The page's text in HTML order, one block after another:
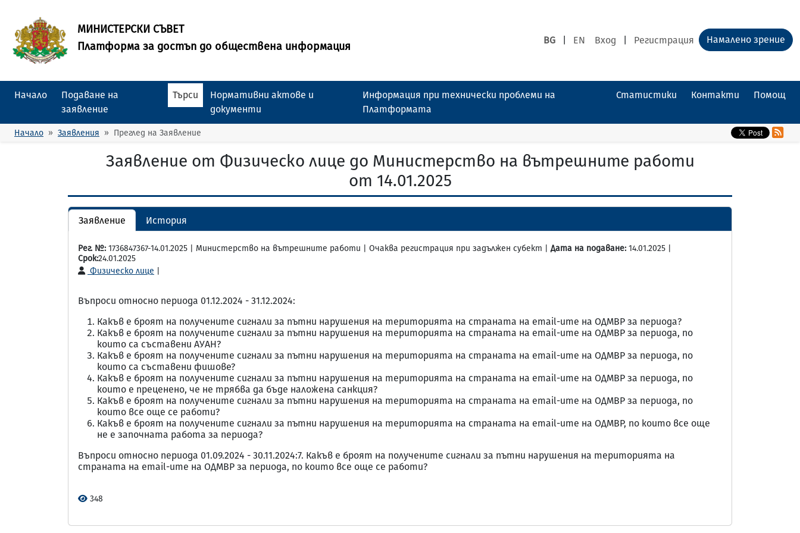
МИНИСТЕРСКИ СЪВЕТ
Платформа за достъп до обществена информация
BG EN Вход Регистрация Намалено зрение
Начало
Подаване на
заявление
Търси
Нормативни актове и
документи
Информация при технически проблеми на
Платформата
Статистики Контакти Помощ
Начало Заявления Преглед на Заявление
Заявление от Физическо лице до Министерство на вътрешните работи
от 14.01.2025
Заявление История
Рег. №: 1736847367-14.01.2025 | Министерство на вътрешните работи | Очаква регистрация при задължен субект | Дата на подаване: 14.01.2025 |
Срок:24.01.2025
Физическо лице
Въпроси относно периода 01.12.2024 - 31.12.2024:
Какъв е броят на получените сигнали за пътни нарушения на територията на страната на email-ите на ОДМВР за периода?
Какъв е броят на получените сигнали за пътни нарушения на територията на страната на email-ите на ОДМВР за периода, по
които са съставени АУАН?
Какъв е броят на получените сигнали за пътни нарушения на територията на страната на email-ите на ОДМВР за периода, по
които са съставени фишове?
Какъв е броят на получените сигнали за пътни нарушения на територията на страната на email-ите на ОДМВР за периода, по
които е преценено, че не трябва да бъде наложена санкция?
Какъв е броят на получените сигнали за пътни нарушения на територията на страната на email-ите на ОДМВР за периода, по
които все още се работи?
Какъв е броят на получените сигнали за пътни нарушения на територията на страната на email-ите на ОДМВР, по които все още
не е започната работа за периода?
Въпроси относно периода 01.09.2024 - 30.11.2024:7. Какъв е броят на получените сигнали за пътни нарушения на територията на
страната на email-ите на ОДМВР за периода, по които все още се работи?
348